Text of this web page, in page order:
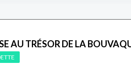
AU TRÉSOR DE LA